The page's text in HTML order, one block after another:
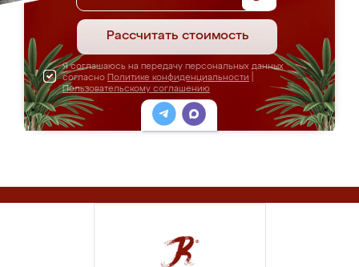
Рассчитать стоимость
Я соглашаюсь на передачу персональных данных
согласно Политике конфиденциальности
Пользовательскому соглашению